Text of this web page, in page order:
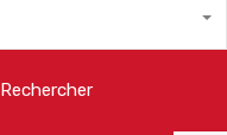
Rechercher